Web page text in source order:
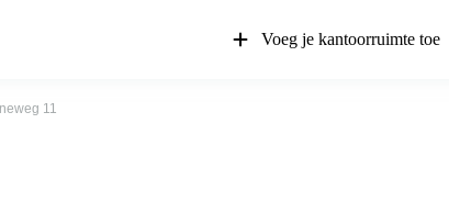
Voeg je kantoorruimte toe
11